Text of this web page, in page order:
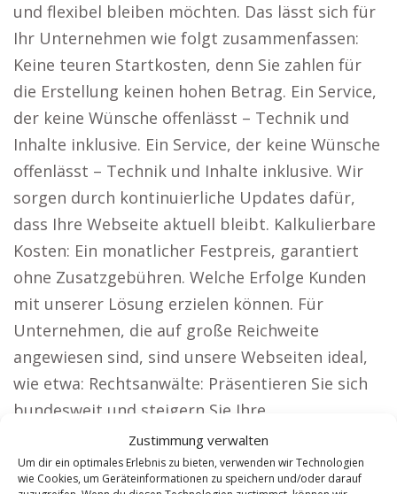
Zustimmung verwalten
Um dir ein optimales Erlebnis zu bieten, verwenden wir Technologien
wie Cookies, um Geräteinformationen zu speichern und/oder darauf
und flexibel bleiben möchten. Das lässt sich für
Ihr Unternehmen wie folgt zusammenfassen:
Keine teuren Startkosten, denn Sie zahlen für
die Erstellung keinen hohen Betrag. Ein Service,
der keine Wünsche offenlässt – Technik und
Inhalte inklusive. Ein Service, der keine Wünsche
offenlässt – Technik und Inhalte inklusive. Wir
sorgen durch kontinuierliche Updates dafür,
dass Ihre Webseite aktuell bleibt. Kalkulierbare
Kosten: Ein monatlicher Festpreis, garantiert
ohne Zusatzgebühren. Welche Erfolge Kunden
mit unserer Lösung erzielen können. Für
Unternehmen, die auf große Reichweite
angewiesen sind, sind unsere Webseiten ideal,
wie etwa: Rechtsanwälte: Präsentieren Sie sich
bundesweit und steigern Sie Ihre
Mandantenanzahl. Präsentieren Sie Ihre
Architektur und gewinnen Sie Bauherren für
neue Projekte.